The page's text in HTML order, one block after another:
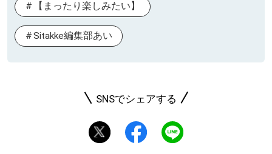
【まったり楽しみたい】
Sitakke編集部あい
SNSでシェアする